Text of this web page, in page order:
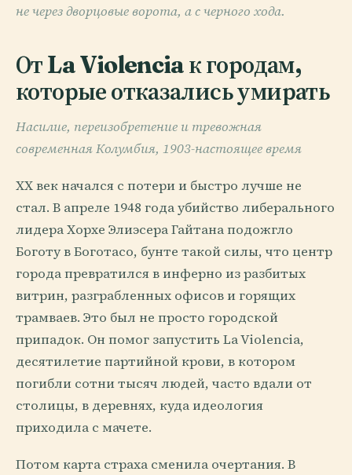
не через дворцовые ворота, а с черного хода.
От La Violencia к городам,
которые отказались умирать
Насилие, переизобретение и тревожная
современная Колумбия, 1903-настоящее время
XX век начался с потери и быстро лучше не
стал. В апреле 1948 года убийство либерального
лидера Хорхе Элиэсера Гайтана подожгло
Боготу в Боготасо, бунте такой силы, что центр
города превратился в инферно из разбитых
витрин, разграбленных офисов и горящих
трамваев. Это был не просто городской
припадок. Он помог запустить La Violencia,
десятилетие партийной крови, в котором
погибли сотни тысяч людей, часто вдали от
столицы, в деревнях, куда идеология
приходила с мачете.
Потом карта страха сменила очертания. В